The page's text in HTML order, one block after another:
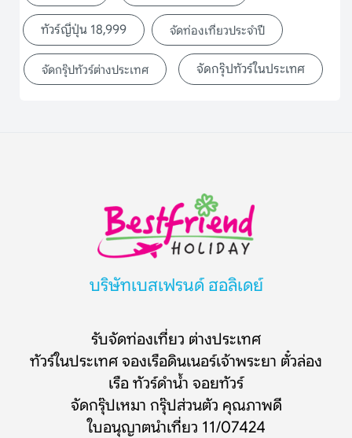
ทัวร์ญี่ปุ่น 18,999 จัดท่องเที่ยวประจำปี
จัดกรุ๊ปทัวร์ต่างประเทศ จัดกรุ๊ปทัวร์ในประเทศ
บริษัทเบสเฟรนด์ ฮอลิเดย์
รับจัดท่องเที่ยว ต่างประเทศ
ทัวร์ในประเทศ จองเรือดินเนอร์เจ้าพระยา ตั๋วล่อง
เรือ ทัวร์ดำน้ำ จอยทัวร์
จัดกรุ๊ปเหมา กรุ๊ปส่วนตัว คุณภาพดี
ใบอนุญาตนำเที่ยว 11/07424